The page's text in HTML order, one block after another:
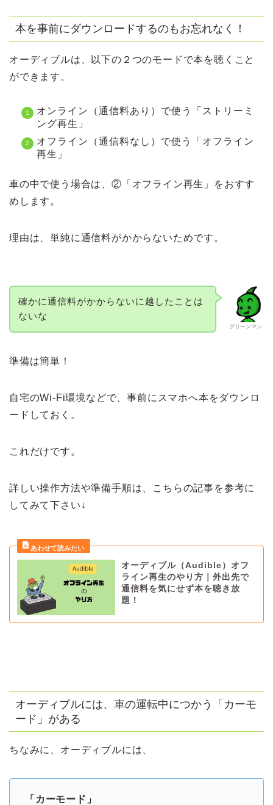
本を事前にダウンロードするのもお忘れなく！
オーディブルは、以下の２つのモードで本を聴くこと
ができます。
オンライン（通信料あり）で使う「ストリーミ
ング再生」
オフライン（通信料なし）で使う「オフライン
再生」
車の中で使う場合は、②「オフライン再生」をおすす
めします。
理由は、単純に通信料がかからないためです。
グリーンマン
確かに通信料がかからないに越したことは
ないな
準備は簡単！
自宅のWi-Fi環境などで、事前にスマホへ本をダウンロ
ードしておく。
これだけです。
詳しい操作方法や準備手順は、こちらの記事を参考に
してみて下さい↓
オーディブル（Audible）オフ
ライン再生のやり方｜外出先で
通信料を気にせず本を聴き放
題！
オーディブルには、車の運転中につかう「カーモ
ード」がある
ちなみに、オーディブルには、
「カーモード」